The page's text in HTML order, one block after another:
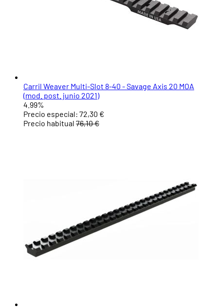
Carril Weaver Multi-Slot 8-40 - Savage Axis 20 MOA
(mod. post. junio 2021)
4.99%
Precio especial: 72,30 €
Precio habitual 76,10 €